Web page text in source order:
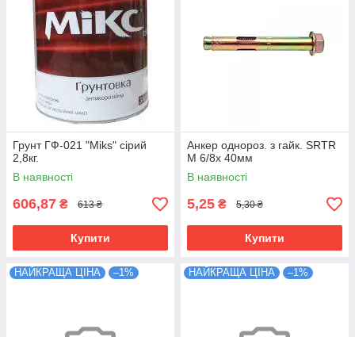
Грунт ГФ-021 "Miks" сірий
2,8кг.
В наявності
606,87 ₴ 613 ₴
Купити
Анкер однороз. з гайк. SRTR
М 6/8х 40мм
В наявності
5,25 ₴ 5,30 ₴
Купити
НАЙКРАЩА ЦІНА –1% НАЙКРАЩА ЦІНА –1%